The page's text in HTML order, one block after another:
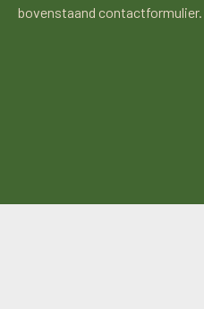
bovenstaand contactformulier.